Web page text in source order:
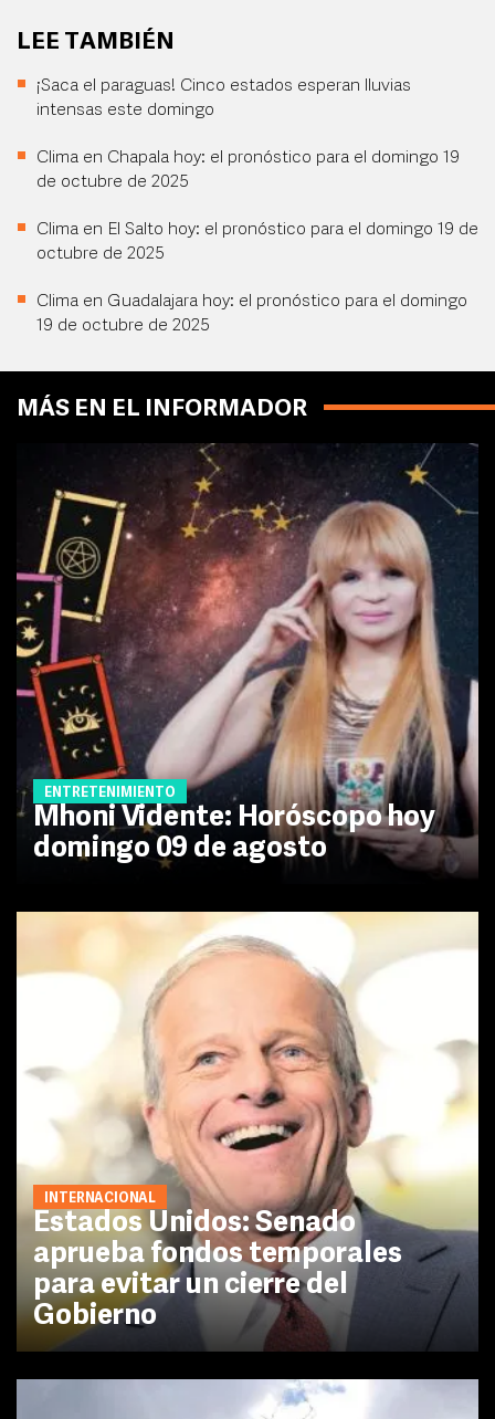
LEE TAMBIÉN
¡Saca el paraguas! Cinco estados esperan lluvias
intensas este domingo
Clima en Chapala hoy: el pronóstico para el domingo 19
de octubre de 2025
Clima en El Salto hoy: el pronóstico para el domingo 19 de
octubre de 2025
Clima en Guadalajara hoy: el pronóstico para el domingo
19 de octubre de 2025
MÁS EN EL INFORMADOR
ENTRETENIMIENTO
Mhoni Vidente: Horóscopo hoy
domingo 09 de agosto
INTERNACIONAL
Estados Unidos: Senado
aprueba fondos temporales
para evitar un cierre del
Gobierno